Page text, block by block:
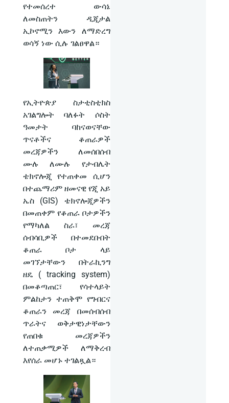
የተመሰረተ ውሳኔ
ለመስጠትን ዲጂታል
ኢኮኖሚን እውን ለማድረግ
ወሳኝ ነው ሲሉ ገልፀዋል።
የኢትዮጵያ ስታቲስቲክስ
አገልግሎት ባለፉት ሶስት
ዓመታት ባከናወናቸው
ጥናቶችና ቆጠራዎች
መረጃዎችን ለመሰበሰብ
ሙሉ ለሙሉ የታብሌት
ቴክኖሎጂ የተጠቀመ ሲሆን
በተጨማሪም ዘመናዊ የጂ አይ
ኤስ (GIS) ቴክኖሎጂዎችን
በመጠቀም የቆጠራ ቦታዎችን
የማካለል ስራ፣ መረጃ
ሰብሳቢዎች በተመደቡበት
ቆጠራ ቦታ ላይ
መገኘታቸውን በትራኪንግ
ዘዴ ( tracking system)
በመቆጣጠር፣ የሳተላይት
ምልከታን ተጠቅሞ የግብርና
ቆጠራን መረጃ በመሰብሰብ
ጥራትና ወቅታዊነታቸውን
የጠበቁ መረጃዎችን
ለተጠቃሚዎች ለማቅረብ
እየሰራ መሆኑ ተገልጿል።